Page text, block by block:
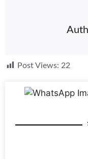
Post Views: 22